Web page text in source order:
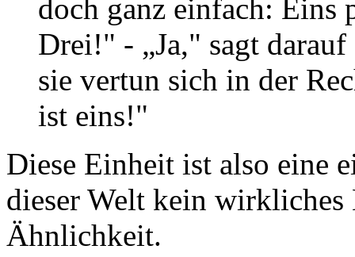
doch ganz einfach: Eins
Drei!" - „Ja," sagt
sie vertun sich in der
ist eins!"
Diese Einheit ist also eine
dieser Welt kein
Ähnlichkeit.